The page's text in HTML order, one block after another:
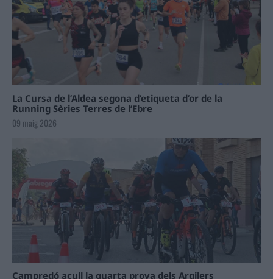
La Cursa de l’Aldea segona d’etiqueta d’or de la
Running Sèries Terres de l’Ebre
09 maig 2026
Campredó acull la quarta prova dels Argilers